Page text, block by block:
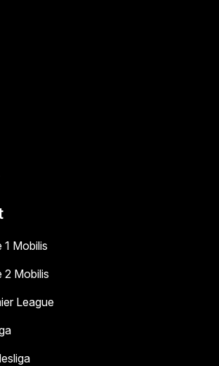
1 Mobilis
2 Mobilis
League